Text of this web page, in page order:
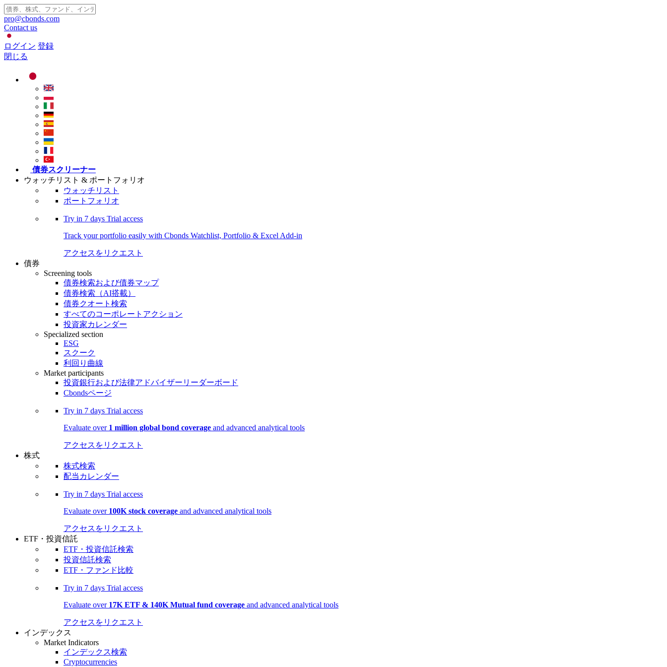
pro@cbonds.com
Contact us
ログイン 登録
閉じる
債券スクリーナー
ウォッチリスト & ポートフォリオ
ウォッチリスト
ポートフォリオ
Try in 7 days Trial access
Track your portfolio easily with Cbonds Watchlist, Portfolio & Excel Add-in
アクセスをリクエスト
債券
Screening tools
債券検索および債券マップ
債券検索（AI搭載）
債券クオート検索
すべてのコーポレートアクション
投資家カレンダー
Specialized section
ESG
スクーク
利回り曲線
Market participants
投資銀行および法律アドバイザーリーダーボード
Cbondsページ
Try in 7 days Trial access
Evaluate over 1 million global bond coverage and advanced analytical tools
アクセスをリクエスト
株式
株式検索
配当カレンダー
Try in 7 days Trial access
Evaluate over 100K stock coverage and advanced analytical tools
アクセスをリクエスト
ETF・投資信託
ETF・投資信託検索
投資信託検索
ETF・ファンド比較
Try in 7 days Trial access
Evaluate over 17K ETF & 140K Mutual fund coverage and advanced analytical tools
アクセスをリクエスト
インデックス
Market Indicators
インデックス検索
Cryptocurrencies